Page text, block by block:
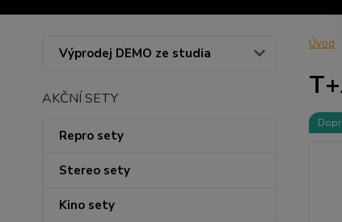
Výprodej DEMO ze studia
AKČNÍ SETY
Repro sety
Stereo sety
Kino sety
Úvod